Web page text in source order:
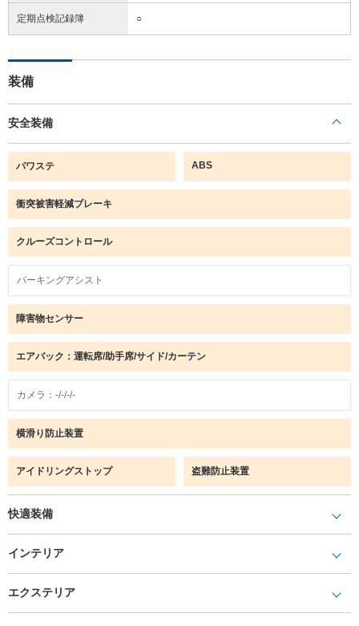
定期点検記録簿 ○
装備
安全装備
パワステ ABS
衝突被害軽減ブレーキ
クルーズコントロール
パーキングアシスト
障害物センサー
エアバック：運転席/助手席/サイド/カーテン
カメラ：-/-/-/-
横滑り防止装置
アイドリングストップ 盗難防止装置
快適装備
インテリア
エクステリア